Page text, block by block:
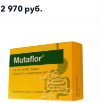
2 970 руб.